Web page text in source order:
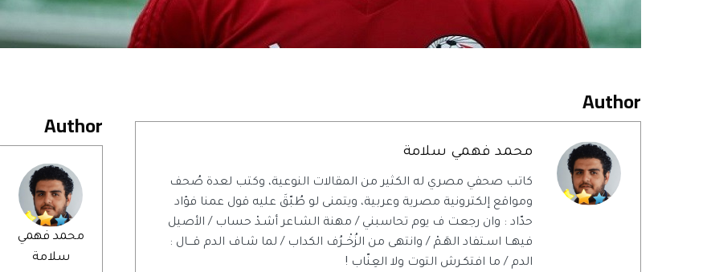
Author
محمد فهمي
سلامة
Author
محمد فهمي سلامة
كاتب صحفي مصري له الكثير من المقالات النوعية، وكتب لعدة صُحف
ومواقع إلكترونية مصرية وعربية، ويتمنى لو طُبّقَ عليه قول عمنا فؤاد
حدّاد : وان رجعت ف يوم تحاسبني / مهنة الشـاعر أشـدْ حساب / الأصيل
فيهــا اسـتفاد الهَـمْ / وانتهى من الزُخْــرُف الكداب / لما شـاف الدم قـــال :
الدم / ما افتكـرش التوت ولا العِنّاب !